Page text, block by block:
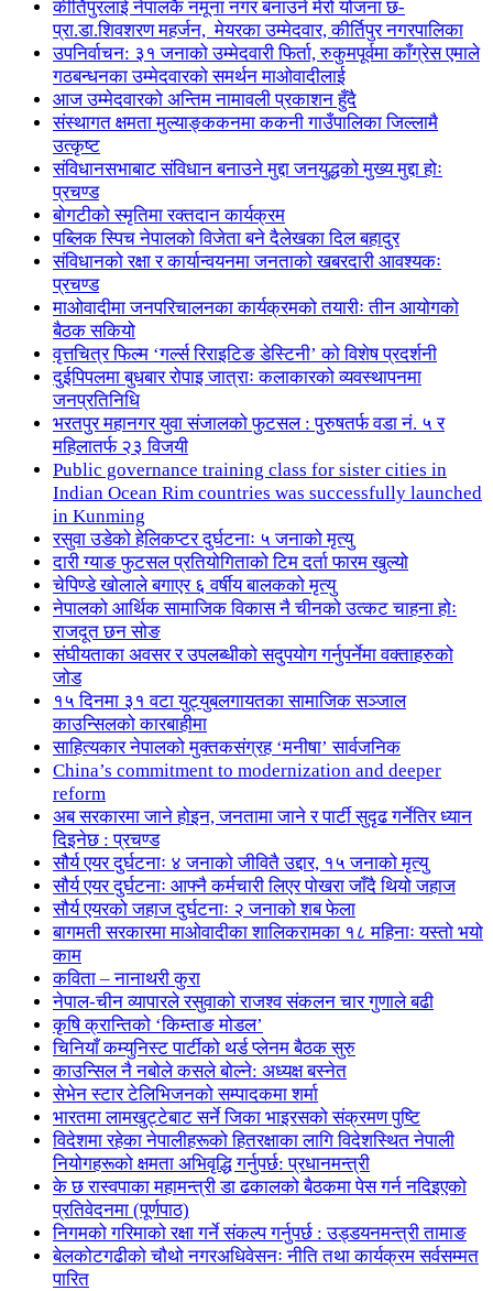
कीर्तिपुरलाई नेपालकै नमूना नगर बनाउने मेरो योजना छ-
प्रा.डा.शिवशरण महर्जन, मेयरका उम्मेदवार, कीर्तिपुर नगरपालिका
उपनिर्वाचन: ३१ जनाको उम्मेदवारी फिर्ता, रुकुमपूर्वमा काँग्रेस एमाले
गठबन्धनका उम्मेदवारको समर्थन माओवादीलाई
आज उम्मेदवारको अन्तिम नामावली प्रकाशन हुँदै
संस्थागत क्षमता मुल्याङ्ककनमा ककनी गाउँपालिका जिल्लामै
उत्कृष्ट
संविधानसभाबाट संविधान बनाउने मुद्दा जनयुद्धको मुख्य मुद्दा होः
प्रचण्ड
बोगटीको स्मृतिमा रक्तदान कार्यक्रम
पब्लिक स्पिच नेपालको विजेता बने दैलेखका दिल बहादुर
संविधानको रक्षा र कार्यान्वयनमा जनताको खबरदारी आवश्यकः
प्रचण्ड
माओवादीमा जनपरिचालनका कार्यक्रमको तयारीः तीन आयोगको
बैठक सकियो
वृत्तचित्र फिल्म ‘गर्ल्स रिराइटिङ डेस्टिनी’ को विशेष प्रदर्शनी
दुईपिपलमा बुधबार रोपाइ जात्राः कलाकारको व्यवस्थापनमा
जनप्रतिनिधि
भरतपुर महानगर युवा संजालको फुटसल : पुरुषतर्फ वडा नं. ५ र
महिलातर्फ २३ विजयी
Public governance training class for sister cities in
Indian Ocean Rim countries was successfully launched
in Kunming
रसुवा उडेको हेलिकप्टर दुर्घटनाः ५ जनाको मृत्यु
दारी ग्याङ फुटसल प्रतियोगिताको टिम दर्ता फारम खुल्यो
चेपिण्डे खोलाले बगाएर ६ वर्षीय बालकको मृत्यु
नेपालको आर्थिक सामाजिक विकास नै चीनको उत्कट चाहना होः
राजदूत छन सोङ
संघीयताका अवसर र उपलब्धीको सदुपयोग गर्नुपर्नेमा वक्ताहरुको
जोड
१५ दिनमा ३१ वटा युट्युबलगायतका सामाजिक सञ्जाल
काउन्सिलको कारबाहीमा
साहित्यकार नेपालको मुक्तकसंग्रह ‘मनीषा’ सार्वजनिक
China’s commitment to modernization and deeper
reform
अब सरकारमा जाने होइन, जनतामा जाने र पार्टी सुदृढ गर्नेतिर ध्यान
दिइनेछ : प्रचण्ड
सौर्य एयर दुर्घटनाः ४ जनाको जीवितै उद्दार, १५ जनाको मृत्यु
सौर्य एयर दुर्घटनाः आफ्नै कर्मचारी लिएर पोखरा जाँदै थियो जहाज
सौर्य एयरको जहाज दुर्घटनाः २ जनाको शब फेला
बागमती सरकारमा माओवादीका शालिकरामका १८ महिनाः यस्तो भयो
काम
कविता – नानाथरी कुरा
नेपाल-चीन व्यापारले रसुवाको राजश्व संकलन चार गुणाले बढी
कृषि क्रान्तिको ‘किम्ताङ मोडल’
चिनियाँ कम्युनिस्ट पार्टीको थर्ड प्लेनम बैठक सुरु
काउन्सिल नै नबोले कसले बोल्ने: अध्यक्ष बस्नेत
सेभेन स्टार टेलिभिजनको सम्पादकमा शर्मा
भारतमा लामखुट्टेबाट सर्ने जिका भाइरसको संक्रमण पुष्टि
विदेशमा रहेका नेपालीहरूको हितरक्षाका लागि विदेशस्थित नेपाली
नियोगहरूको क्षमता अभिवृद्धि गर्नुपर्छ: प्रधानमन्त्री
के छ रास्वपाका महामन्त्री डा ढकालको बैठकमा पेस गर्न नदिइएको
प्रतिवेदनमा (पूर्णपाठ)
निगमको गरिमाको रक्षा गर्ने संकल्प गर्नुपर्छ : उड्डयनमन्त्री तामाङ
बेलकोटगढीको चौथो नगरअधिवेसनः नीति तथा कार्यक्रम सर्वसम्मत
पारित